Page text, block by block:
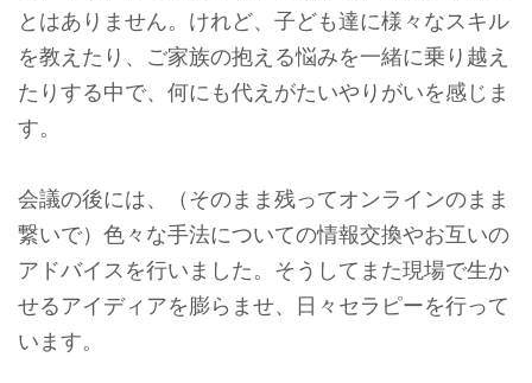
とはありません。けれど、子ども達に様々なスキル
を教えたり、ご家族の抱える悩みを一緒に乗り越え
たりする中で、何にも代えがたいやりがいを感じま
す。
会議の後には、（そのまま残ってオンラインのまま
繋いで）色々な手法についての情報交換やお互いの
アドバイスを行いました。そうしてまた現場で生か
せるアイディアを膨らませ、日々セラピーを行って
います。